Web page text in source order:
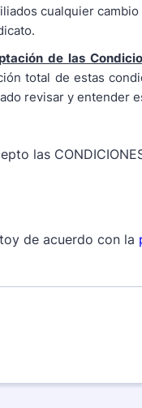
cualquier
de las
total de estas
revisar y entender